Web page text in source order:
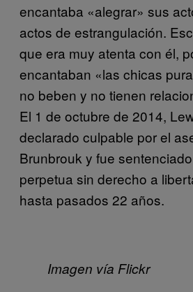
encantaba «alegrar» sus
actos de estrangulación.
que era muy atenta con él,
encantaban «las chicas
no beben y no tienen
El 1 de octubre de 2014,
declarado culpable por el
Brunbrouk y fue
perpetua sin derecho a
hasta pasados 22 años.
Imagen vía Flickr